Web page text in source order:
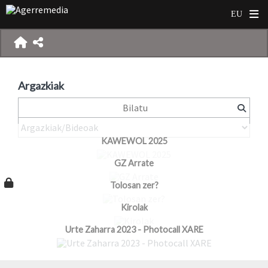
Argazkiak
KAWEWOL 2025
GZ Arrate
Tolosan zer?
Kirolak
Urte Zaharra 2023 - Photocall XARE